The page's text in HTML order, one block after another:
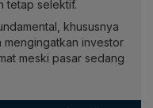
tetap selektif.
khususnya
investor
meski pasar sedang